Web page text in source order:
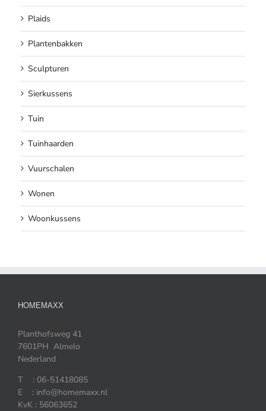
Plaids
Plantenbakken
Sculpturen
Sierkussens
Tuin
Tuinhaarden
Vuurschalen
Wonen
Woonkussens
HOMEMAXX
Planthofsweg 41
7601PH Almelo
Nederland
T : 06-51418085
E : info@homemaxx.nl
KvK : 56063652